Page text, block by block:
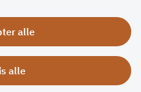
alle
alle